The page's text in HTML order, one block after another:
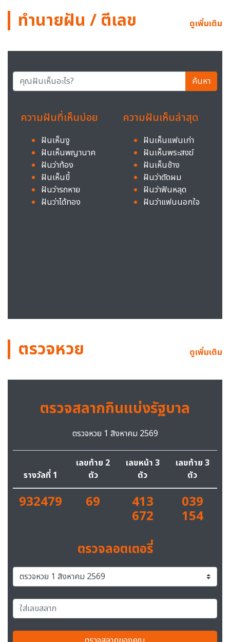
ทำนายฝัน / ตีเลข ดูเพิ่มเติม
ค้นหา
ความฝันที่เห็นบ่อย
ฝันเห็นงู
ฝันเห็นพญานาค
ฝันว่าท้อง
ฝันเห็นขี้
ฝันว่ารถหาย
ฝันว่าได้ทอง
ความฝันเห็นล่าสุด
ฝันเห็นแฟนเก่า
ฝันเห็นพระสงฆ์
ฝันเห็นช้าง
ฝันว่าตัดผม
ฝันว่าฟันหลุด
ฝันว่าแฟนนอกใจ
ตรวจหวย ดูเพิ่มเติม
ตรวจสลากกินแบ่งรัฐบาล
ตรวจหวย 1 สิงหาคม 2569
รางวัลที่ 1
เลขท้าย 2
ตัว
เลขหน้า 3
ตัว
เลขท้าย 3
ตัว
932479 69 413
672
039
154
ตรวจลอตเตอรี่